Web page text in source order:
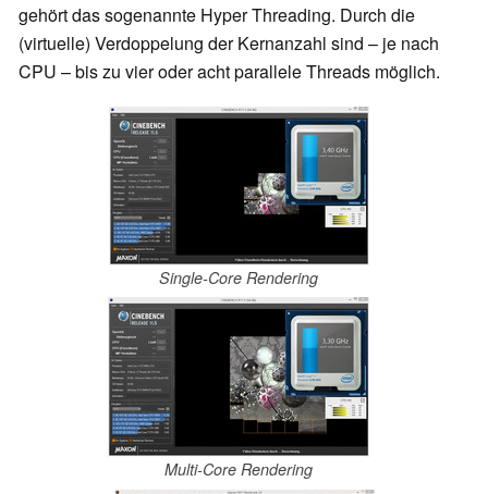
gehört das sogenannte Hyper Threading. Durch die
(virtuelle) Verdoppelung der Kernanzahl sind – je nach
CPU – bis zu vier oder acht parallele Threads möglich.
Single-Core Rendering
Multi-Core Rendering